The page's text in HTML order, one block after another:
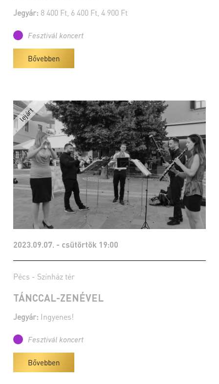
Jegyár: 8 400 Ft, 6 400 Ft, 4 900 Ft
Fesztivál koncert
Bővebben
2023.09.07. - csütörtök 19:00
Pécs - Színház tér
TÁNCCAL-ZENÉVEL
Jegyár: Ingyenes!
Fesztivál koncert
Bővebben